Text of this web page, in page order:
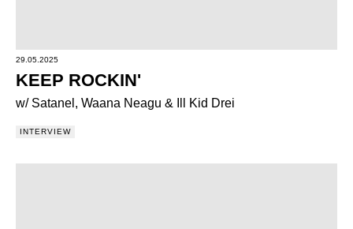
29.05.2025
KEEP ROCKIN'
w/ Satanel, Waana Neagu & Ill Kid Drei
INTERVIEW